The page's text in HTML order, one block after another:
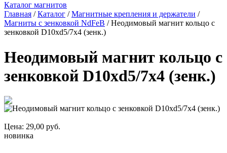
Каталог магнитов
Главная /Каталог /Магнитные крепления и держатели /
Магниты с зенковкой NdFeB / Неодимовый магнит кольцо с
зенковкой D10xd5/7x4 (зенк.)
Неодимовый магнит кольцо с
зенковкой D10xd5/7x4 (зенк.)
Цена: 29,00 руб.
новинка